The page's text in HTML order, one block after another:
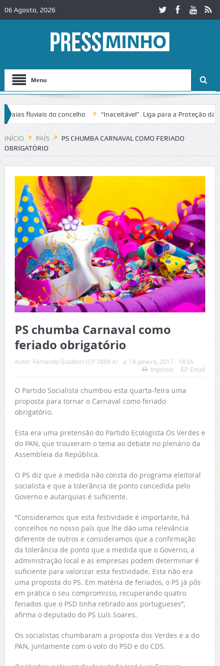
06 Agosto, 2026
Menu
fluviais do concelho “Inaceitável”. Liga para a Proteção da
no IC2 em Alcobaça Igreja do Castelo de Cerveira
INÍCIO PAÍS
PS CHUMBA CARNAVAL COMO FERIADO
OBRIGATÓRIO
PS chumba Carnaval como
feriado obrigatório
Autor: Fernando Gualtieri (CP 7889-A) a: 18 Janeiro, 2017 - 18:56
Imprimir
Email
O Partido Socialista chumbou esta quarta-feira uma
proposta para tornar o Carnaval como feriado
obrigatório.
Esta era uma pretensão do Partido Ecologista Os Verdes e
do PAN, que trouxeram o tema ao debate no plenário da
Assembleia da República.
O PS diz que a medida não consta do programa eleitoral
socialista e que a tolerância de ponto concedida pelo
Governo e autarquias é suficiente.
“Consideramos que esta festividade é importante, há
concelhos no nosso país que lhe dão uma relevância
diferente de outros e consideramos que a confirmação
da tolerância de ponto que a medida que o Governo, a
administração local e as empresas podem determinar é
suficiente para valorizar esta festividade. Esta não era
uma proposta do PS. Em matéria de feriados, o PS já pôs
em prática o seu compromisso, recuperando quatro
feriados que o PSD tinha retirado aos portugueses”,
afirma o deputado do PS Luís Soares.
Os socialistas chumbaram a proposta dos Verdes e a do
PAN, juntamente com o voto do PSD e do CDS.